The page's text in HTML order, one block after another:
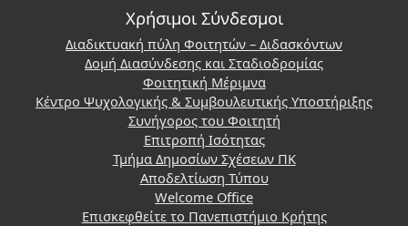
Χρήσιμοι Σύνδεσμοι
Διαδικτυακή πύλη Φοιτητών – Διδασκόντων
Δομή Διασύνδεσης και Σταδιοδρομίας
Φοιτητική Μέριμνα
Κέντρο Ψυχολογικής & Συμβουλευτικής Υποστήριξης
Συνήγορος του Φοιτητή
Επιτροπή Ισότητας
Τμήμα Δημοσίων Σχέσεων ΠΚ
Αποδελτίωση Τύπου
Welcome Office
Επισκεφθείτε το Πανεπιστήμιο Κρήτης